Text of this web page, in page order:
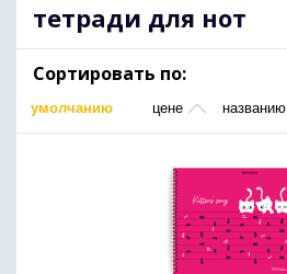
тетради для нот
Сортировать по:
умолчанию цене названию